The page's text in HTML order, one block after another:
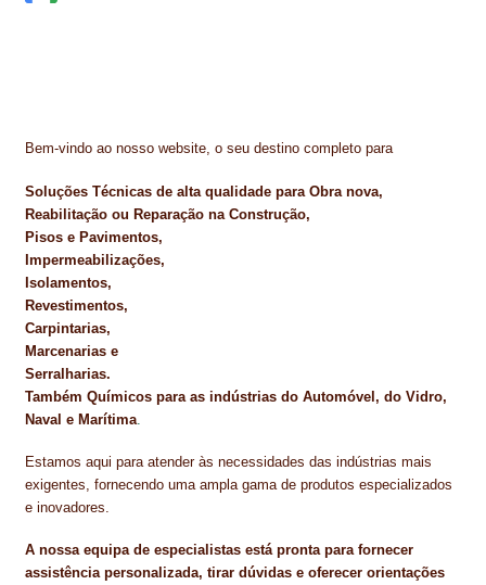
Bem-vindo ao nosso website, o seu destino completo para
Soluções Técnicas de alta qualidade para Obra nova,
Reabilitação ou Reparação na Construção,
Pisos e Pavimentos,
Impermeabilizações,
Isolamentos,
Revestimentos,
Carpintarias,
Marcenarias e
Serralharias.
Também Químicos para as indústrias do Automóvel, do Vidro,
Naval e Marítima.
Estamos aqui para atender às necessidades das indústrias mais
exigentes, fornecendo uma ampla gama de produtos especializados
e inovadores.
A nossa equipa de especialistas está pronta para fornecer
assistência personalizada, tirar dúvidas e oferecer orientações